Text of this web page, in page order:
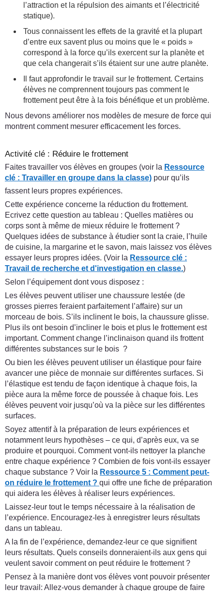
l’attraction et la répulsion des aimants et l’électricité
statique).
Tous connaissent les effets de la gravité et la plupart
d’entre eux savent plus ou moins que le « poids »
correspond à la force qu’ils exercent sur la planète et
que cela changerait s’ils étaient sur une autre planète.
Il faut approfondir le travail sur le frottement. Certains
élèves ne comprennent toujours pas comment le
frottement peut être à la fois bénéfique et un problème.
Nous devons améliorer nos modèles de mesure de force qui
montrent comment mesurer efficacement les forces.
Activité clé : Réduire le frottement
Faites travailler vos élèves en groupes (voir la Ressource
clé : Travailler en groupe dans la classe) pour qu’ils
fassent leurs propres expériences.
Cette expérience concerne la réduction du frottement.
Ecrivez cette question au tableau : Quelles matières ou
corps sont à même de mieux réduire le frottement ?
Quelques idées de substance à étudier sont la craie, l’huile
de cuisine, la margarine et le savon, mais laissez vos élèves
essayer leurs propres idées. (Voir la Ressource clé :
Travail de recherche et d'investigation en classe.)
Selon l’équipement dont vous disposez :
Les élèves peuvent utiliser une chaussure lestée (de
grosses pierres feraient parfaitement l’affaire) sur un
morceau de bois. S’ils inclinent le bois, la chaussure glisse.
Plus ils ont besoin d’incliner le bois et plus le frottement est
important. Comment change l’inclinaison quand ils frottent
différentes substances sur le bois ?
Ou bien les élèves peuvent utiliser un élastique pour faire
avancer une pièce de monnaie sur différentes surfaces. Si
l’élastique est tendu de façon identique à chaque fois, la
pièce aura la même force de poussée à chaque fois. Les
élèves peuvent voir jusqu’où va la pièce sur les différentes
surfaces.
Soyez attentif à la préparation de leurs expériences et
notamment leurs hypothèses – ce qui, d’après eux, va se
produire et pourquoi. Comment vont-ils nettoyer la planche
entre chaque expérience ? Combien de fois vont-ils essayer
chaque substance ? Voir la Ressource 5 : Comment peut-
on réduire le frottement ? qui offre une fiche de préparation
qui aidera les élèves à réaliser leurs expériences.
Laissez-leur tout le temps nécessaire à la réalisation de
l’expérience. Encouragez-les à enregistrer leurs résultats
dans un tableau.
A la fin de l’expérience, demandez-leur ce que signifient
leurs résultats. Quels conseils donneraient-ils aux gens qui
veulent savoir comment on peut réduire le frottement ?
Pensez à la manière dont vos élèves vont pouvoir présenter
leur travail: Allez-vous demander à chaque groupe de faire